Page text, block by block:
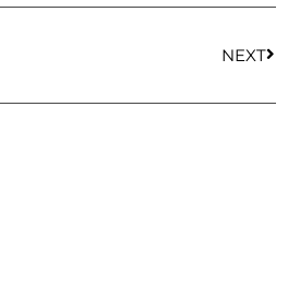
NEXT